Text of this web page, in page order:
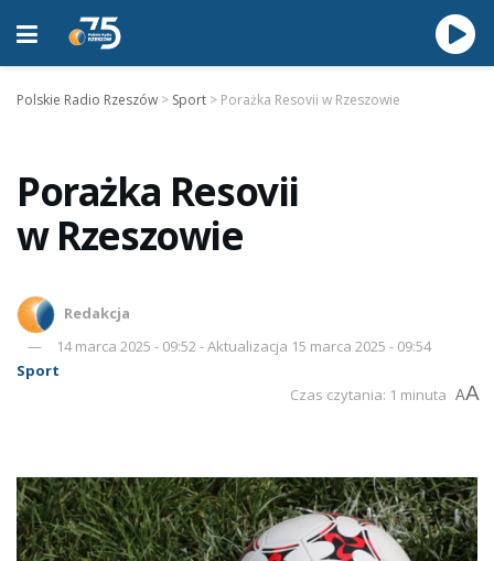
Polskie Radio Rzeszów > Sport > Porażka Resovii w Rzeszowie
Porażka Resovii
w Rzeszowie
Redakcja
14 marca 2025 - 09:52 - Aktualizacja 15 marca 2025 - 09:54
Sport
Czas czytania: 1 minuta AA